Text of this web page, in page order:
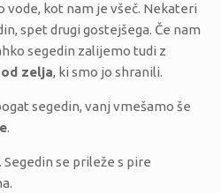
vode, kot nam je všeč. Nekateri
spet drugi gostejšega. Če nam
segedin zalijemo tudi z
zelja, ki smo jo shranili.
segedin, vanj vmešamo še
.
se prileže s pire